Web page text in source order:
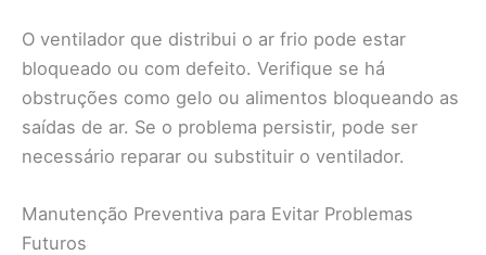
O ventilador que distribui o ar frio pode estar
bloqueado ou com defeito. Verifique se há
obstruções como gelo ou alimentos bloqueando as
saídas de ar. Se o problema persistir, pode ser
necessário reparar ou substituir o ventilador.
Manutenção Preventiva para Evitar Problemas
Futuros